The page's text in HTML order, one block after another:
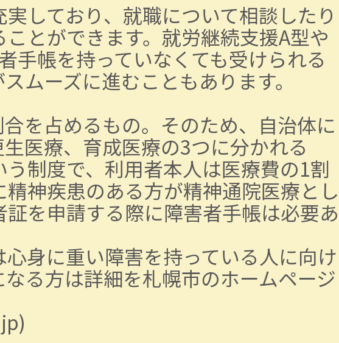
しており、就職について相談したり
とができます。就労継続支援A型や
手帳を持っていなくても受けられる
ムーズに進むこともあります。
を占めるもの。そのため、自治体に
医療、育成医療の3つに分かれる
制度で、利用者本人は医療費の1割
神疾患のある方が精神通院医療とし
を申請する際に障害者手帳は必要あ
身に重い障害を持っている人に向け
る方は詳細を札幌市のホームページ